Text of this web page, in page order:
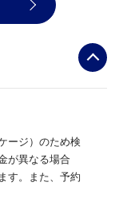
ージ）のため検
が異なる場合
す。また、予約